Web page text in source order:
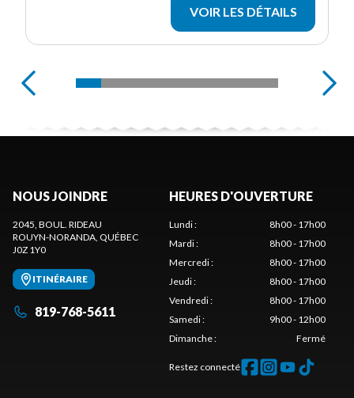
VOIR LES DÉTAILS
NOUS JOINDRE
2045, BOUL. RIDEAU
ROUYN-NORANDA , QUÉBEC
J0Z 1Y0
ITINÉRAIRE
819-768-5611
HEURES D'OUVERTURE
Lundi:
8h00 - 17h00
Mardi:
8h00 - 17h00
Mercredi:
8h00 - 17h00
Jeudi:
8h00 - 17h00
Vendredi:
8h00 - 17h00
Samedi:
9h00 - 12h00
Dimanche: Fermé
Restez connecté